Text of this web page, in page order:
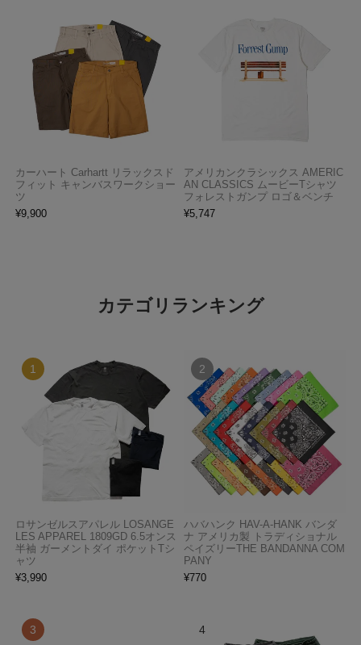
カーハート Carhartt リラックスド
フィット キャンバスワークショー
ツ
¥9,900
アメリカンクラシックス AMERIC
AN CLASSICS ムービーTシャツ
フォレストガンプ ロゴ＆ベンチ
¥5,747
カテゴリランキング
ロサンゼルスアパレル LOSANGE
LES APPAREL 1809GD 6.5オンス
半袖 ガーメントダイ ポケットTシ
ャツ
¥3,990
ハバハンク HAV-A-HANK バンダ
ナ アメリカ製 トラディショナル
ペイズリーTHE BANDANNA COM
PANY
¥770